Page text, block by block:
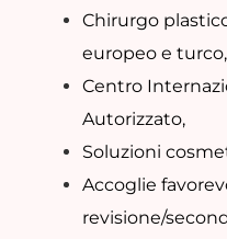
Chirurgo
europeo e turco,
Centro
Autorizzato,
Soluzioni
Accoglie
revisione/